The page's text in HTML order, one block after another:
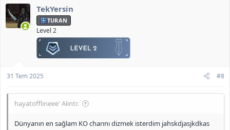
TekYersin
TURAN
Level 2
31 Tem 2025 #8
hayatofflineee' Alıntı:
Dünyanın en sağlam KO charını dizmek isterdim jahskdjasjkdkas